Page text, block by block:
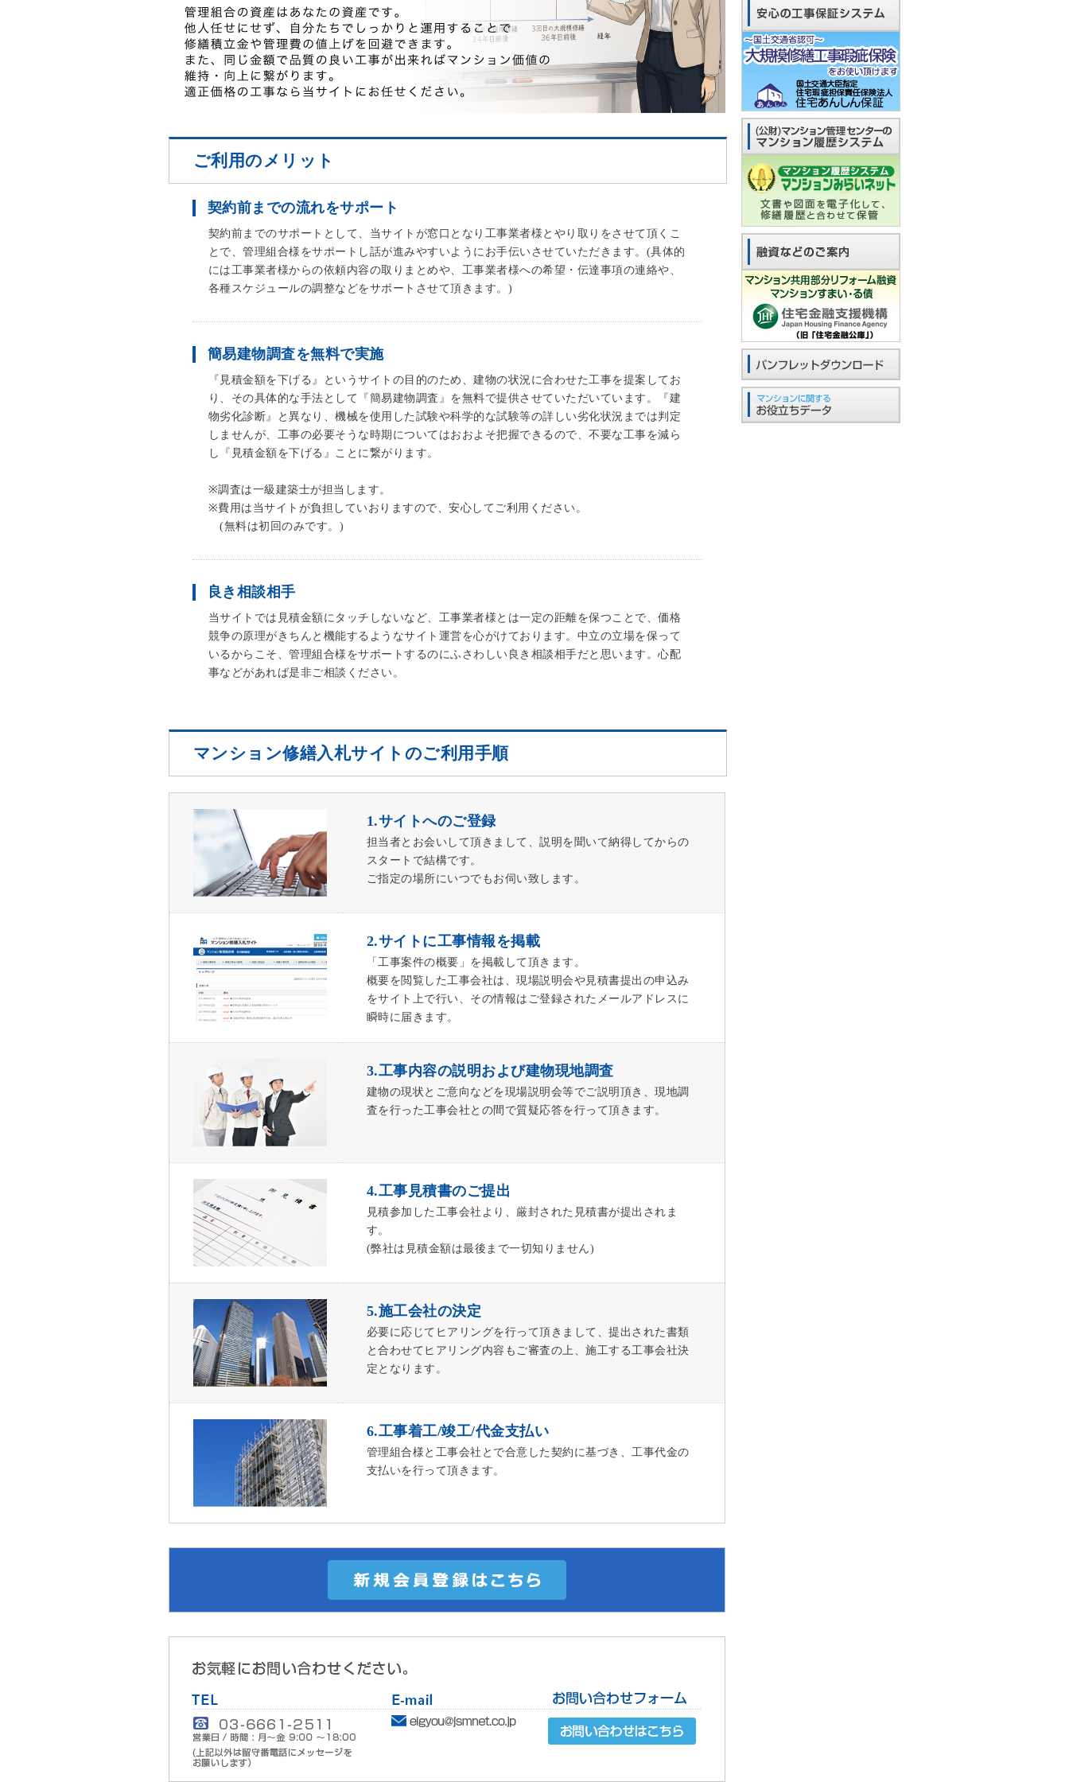
ご利用のメリット
契約前までの流れをサポート
契約前までのサポートとして、当サイトが窓口となり工事業者様とやり取りをさせて頂くこ
とで、管理組合様をサポートし話が進みやすいようにお手伝いさせていただきます。(具体的
には工事業者様からの依頼内容の取りまとめや、工事業者様への希望・伝達事項の連絡や、
各種スケジュールの調整などをサポートさせて頂きます。)
簡易建物調査を無料で実施
『見積金額を下げる』というサイトの目的のため、建物の状況に合わせた工事を提案してお
り、その具体的な手法として『簡易建物調査』を無料で提供させていただいています。『建
物劣化診断』と異なり、機械を使用した試験や科学的な試験等の詳しい劣化状況までは判定
しませんが、工事の必要そうな時期についてはおおよそ把握できるので、不要な工事を減ら
し『見積金額を下げる』ことに繋がります。
※調査は一級建築士が担当します。
※費用は当サイトが負担していおりますので、安心してご利用ください。
(無料は初回のみです。)
良き相談相手
当サイトでは見積金額にタッチしないなど、工事業者様とは一定の距離を保つことで、価格
競争の原理がきちんと機能するようなサイト運営を心がけております。中立の立場を保って
いるからこそ、管理組合様をサポートするのにふさわしい良き相談相手だと思います。心配
事などがあれば是非ご相談ください。
マンション修繕入札サイトのご利用手順
1.サイトへのご登録
担当者とお会いして頂きまして、説明を聞いて納得してからの
スタートで結構です。
ご指定の場所にいつでもお伺い致します。
2.サイトに工事情報を掲載
「工事案件の概要」を掲載して頂きます。
概要を閲覧した工事会社は、現場説明会や見積書提出の申込み
をサイト上で行い、その情報はご登録されたメールアドレスに
瞬時に届きます。
3.工事内容の説明および建物現地調査
建物の現状とご意向などを現場説明会等でご説明頂き、現地調
査を行った工事会社との間で質疑応答を行って頂きます。
4.工事見積書のご提出
見積参加した工事会社より、厳封された見積書が提出されま
す。
(弊社は見積金額は最後まで一切知りません)
5.施工会社の決定
必要に応じてヒアリングを行って頂きまして、提出された書類
と合わせてヒアリング内容もご審査の上、施工する工事会社決
定となります。
6.工事着工/竣工/代金支払い
管理組合様と工事会社とで合意した契約に基づき、工事代金の
支払いを行って頂きます。